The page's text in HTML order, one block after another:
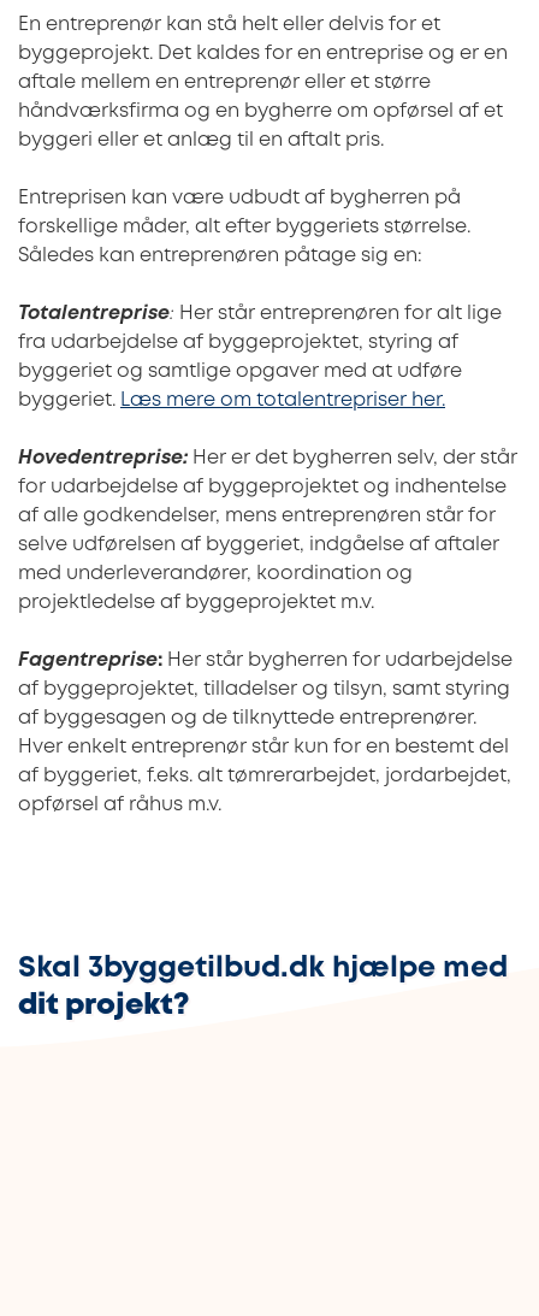
En entreprenør kan stå helt eller delvis for et
byggeprojekt. Det kaldes for en entreprise og er en
aftale mellem en entreprenør eller et større
håndværksfirma og en bygherre om opførsel af et
byggeri eller et anlæg til en aftalt pris.
Entreprisen kan være udbudt af bygherren på
forskellige måder, alt efter byggeriets størrelse.
Således kan entreprenøren påtage sig en:
Totalentreprise: Her står entreprenøren for alt lige
fra udarbejdelse af byggeprojektet, styring af
byggeriet og samtlige opgaver med at udføre
byggeriet.
Læs mere om totalentrepriser her.
Hovedentreprise: Her er det bygherren selv, der står
for udarbejdelse af byggeprojektet og indhentelse
af alle godkendelser, mens entreprenøren står for
selve udførelsen af byggeriet, indgåelse af aftaler
med underleverandører, koordination og
projektledelse af byggeprojektet m.v.
Fagentreprise: Her står bygherren for udarbejdelse
af byggeprojektet, tilladelser og tilsyn, samt styring
af byggesagen og de tilknyttede entreprenører.
Hver enkelt entreprenør står kun for en bestemt del
af byggeriet, f.eks. alt tømrerarbejdet, jordarbejdet,
opførsel af råhus m.v.
Skal 3byggetilbud.dk hjælpe med
dit projekt?